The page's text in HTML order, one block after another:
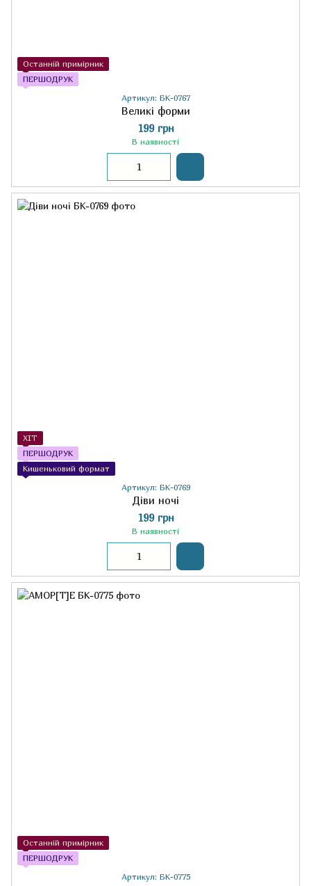
Останній примірник
ПЕРШОДРУК
Артикул: БК-0767
Великі форми
199 грн
В наявності
ХІТ
ПЕРШОДРУК
Кишеньковий формат
Артикул: БК-0769
Діви ночі
199 грн
В наявності
Останній примірник
ПЕРШОДРУК
Артикул: БК-0775